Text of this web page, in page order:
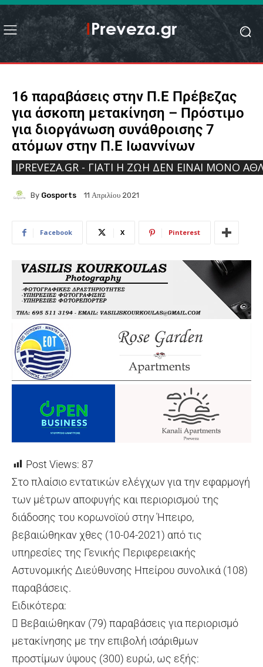
16 παραβάσεις στην Π.Ε Πρέβεζας
για άσκοπη μετακίνηση – Πρόστιμο
για διοργάνωση συνάθροισης 7
ατόμων στην Π.Ε Ιωαννίνων
IPREVEZA.GR - ΓΙΑΤΊ Η ΖΩΉ ΔΕΝ ΕΊΝΑΙ ΜΌΝΟ
By Gosports 11 Απριλίου 2021
Facebook X Pinterest
Post Views: 87
Στο πλαίσιο εντατικών ελέγχων για την εφαρμογή
των μέτρων αποφυγής και περιορισμού της
διάδοσης του κορωνοϊού στην Ήπειρο,
βεβαιώθηκαν χθες (10-04-2021) από τις
υπηρεσίες της Γενικής Περιφερειακής
Αστυνομικής Διεύθυνσης Ηπείρου συνολικά (108)
παραβάσεις.
Ειδικότερα:
 Βεβαιώθηκαν (79) παραβάσεις για περιορισμό
μετακίνησης με την επιβολή ισάριθμων
προστίμων ύψους (300) ευρώ, ως εξής: